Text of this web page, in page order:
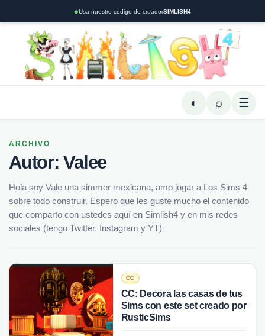
◆Usa nuestro código de creadorSIMLISH4
◐ ⌕ ☰
ARCHIVO
Autor:Valee
Hola soy Vale una simmer mexicana, amo jugar a Los Sims 4
sobre todo construir. Espero que les guste mucho el contenido
que comparto con ustedes aquí en Simlish4 y en mis redes
sociales (tengo Twitter, Instagram y YT)
CC
CC: Decora las casas de tus
Sims con este set creado por
RusticSims